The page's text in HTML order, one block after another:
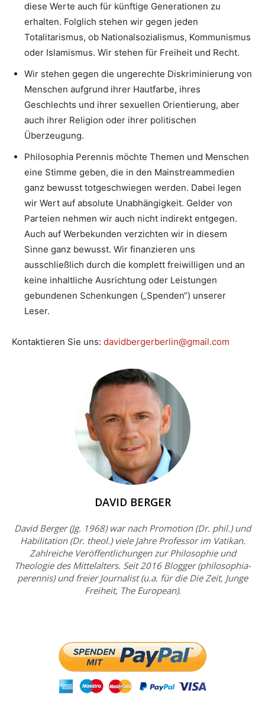
diese Werte auch für künftige Generationen zu
erhalten. Folglich stehen wir gegen jeden
Totalitarismus, ob Nationalsozialismus, Kommunismus
oder Islamismus. Wir stehen für Freiheit und Recht.
Wir stehen gegen die ungerechte Diskriminierung von
Menschen aufgrund ihrer Hautfarbe, ihres
Geschlechts und ihrer sexuellen Orientierung, aber
auch ihrer Religion oder ihrer politischen
Überzeugung.
Philosophia Perennis möchte Themen und Menschen
eine Stimme geben, die in den Mainstreammedien
ganz bewusst totgeschwiegen werden. Dabei legen
wir Wert auf absolute Unabhängigkeit. Gelder von
Parteien nehmen wir auch nicht indirekt entgegen.
Auch auf Werbekunden verzichten wir in diesem
Sinne ganz bewusst. Wir finanzieren uns
ausschließlich durch die komplett freiwilligen und an
keine inhaltliche Ausrichtung oder Leistungen
gebundenen Schenkungen („Spenden“) unserer
Leser.
Kontaktieren Sie uns: davidbergerberlin@gmail.com
DAVID BERGER
David Berger (Jg. 1968) war nach Promotion (Dr. phil.) und
Habilitation (Dr. theol.) viele Jahre Professor im Vatikan.
Zahlreiche Veröffentlichungen zur Philosophie und
Theologie des Mittelalters. Seit 2016 Blogger (philosophia-
perennis) und freier Journalist (u.a. für die Die Zeit, Junge
Freiheit, The European).